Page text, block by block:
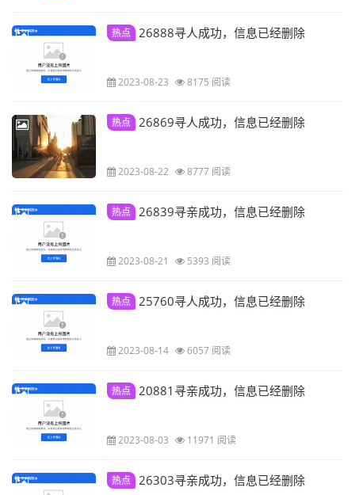
热点 26888寻人成功，信息已经删除
2023-08-23 8175 阅读
热点 26869寻人成功，信息已经删除
2023-08-22 8777 阅读
热点 26839寻亲成功，信息已经删除
2023-08-21 5393 阅读
热点 25760寻人成功，信息已经删除
2023-08-14 6057 阅读
热点 20881寻亲成功，信息已经删除
2023-08-03 11971 阅读
热点 26303寻亲成功，信息已经删除